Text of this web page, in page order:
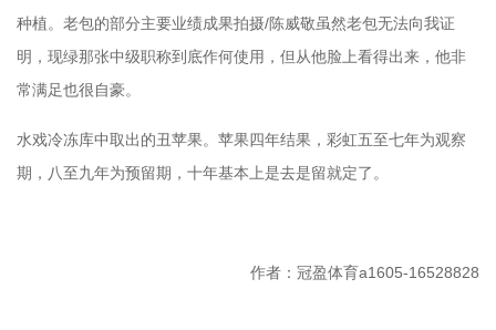
种植。老包的部分主要业绩成果拍摄/陈威敬虽然老包无法向我证
明，现绿那张中级职称到底作何使用，但从他脸上看得出来，他非
常满足也很自豪。
水戏冷冻库中取出的丑苹果。苹果四年结果，彩虹五至七年为观察
期，八至九年为预留期，十年基本上是去是留就定了。
作者：冠盈体育a1605-16528828